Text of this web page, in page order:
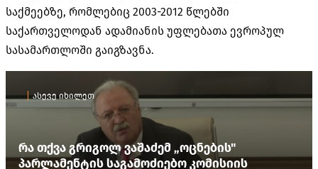
საქმეებზე, რომლებიც 2003-2012 წლებში
საქართველოდან ადამიანის უფლებათა ევროპულ
სასამართლოში გაიგზავნა.
ასევე იხილეთ
რა თქვა გრიგოლ ვაშაძემ „ოცნების"
პარლამენტის საგამოძიებო კომისიის